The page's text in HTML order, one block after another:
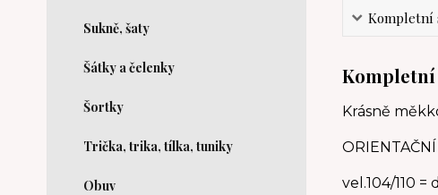
Sukně, šaty
Šátky a čelenky
Šortky
Trička, trika, tílka, tuniky
Obuv
Kompletní
Kompletní
Krásně
ORIENTAČNÍ
vel.104/110